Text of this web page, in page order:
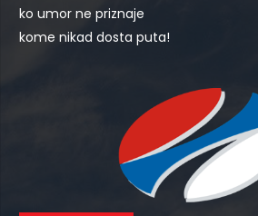
ko umor ne priznaje
kome nikad dosta puta!